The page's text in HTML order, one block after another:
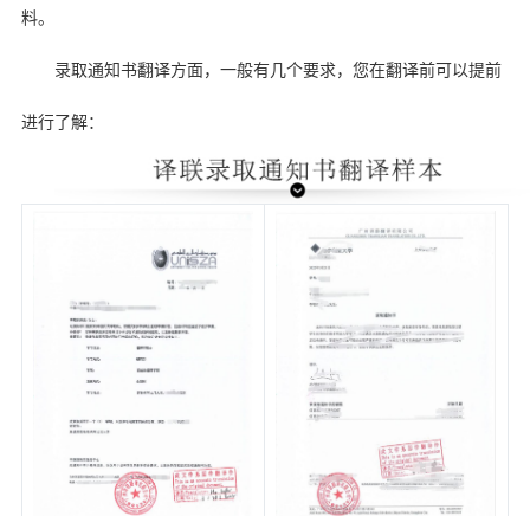
料。
录取通知书翻译方面，一般有几个要求，您在翻译前可以提前
进行了解：